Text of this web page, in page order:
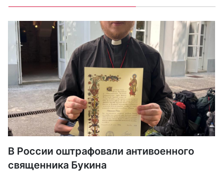
В России оштрафовали антивоенного
священника Букина